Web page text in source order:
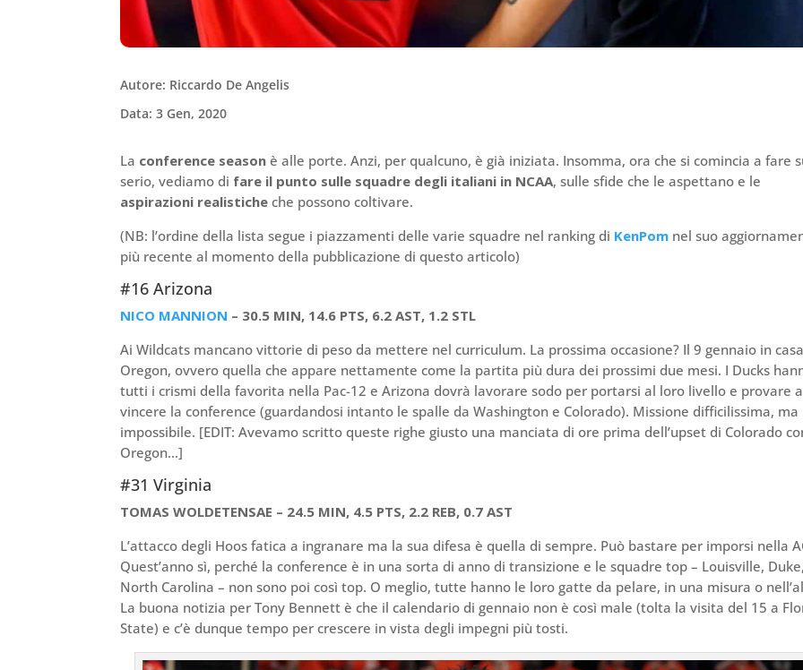
Autore: Riccardo De Angelis
Data: 3 Gen, 2020
La conference season è alle porte. Anzi, per qualcuno, è già iniziata. Insomma, ora che si comincia a fare
serio, vediamo di fare il punto sulle squadre degli italiani in NCAA, sulle sfide che le aspettano e le
aspirazioni realistiche che possono coltivare.
(NB: l’ordine della lista segue i piazzamenti delle varie squadre nel ranking di KenPom nel suo
più recente al momento della pubblicazione di questo articolo)
#16 Arizona
NICO MANNION – 30.5 MIN, 14.6 PTS, 6.2 AST, 1.2 STL
Ai Wildcats mancano vittorie di peso da mettere nel curriculum. La prossima occasione? Il 9 gennaio in
Oregon, ovvero quella che appare nettamente come la partita più dura dei prossimi due mesi. I Ducks
tutti i crismi della favorita nella Pac-12 e Arizona dovrà lavorare sodo per portarsi al loro livello e provare a
vincere la conference (guardandosi intanto le spalle da Washington e Colorado). Missione difficilissima, ma
impossibile. [EDIT: Avevamo scritto queste righe giusto una manciata di ore prima dell’upset di Colorado
Oregon…]
#31 Virginia
TOMAS WOLDETENSAE – 24.5 MIN, 4.5 PTS, 2.2 REB, 0.7 AST
L’attacco degli Hoos fatica a ingranare ma la sua difesa è quella di sempre. Può bastare per imporsi nella
Quest’anno sì, perché la conference è in una sorta di anno di transizione e le squadre top – Louisville,
North Carolina – non sono poi così top. O meglio, tutte hanno le loro gatte da pelare, in una misura o
La buona notizia per Tony Bennett è che il calendario di gennaio non è così male (tolta la visita del 15 a
State) e c’è dunque tempo per crescere in vista degli impegni più tosti.